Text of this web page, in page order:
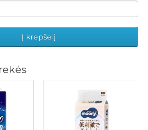
Į krepšelį